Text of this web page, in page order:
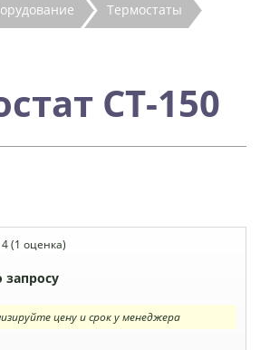
Термостаты
СТ-150
4(1 оценка)
запросу
цену и срок у менеджера